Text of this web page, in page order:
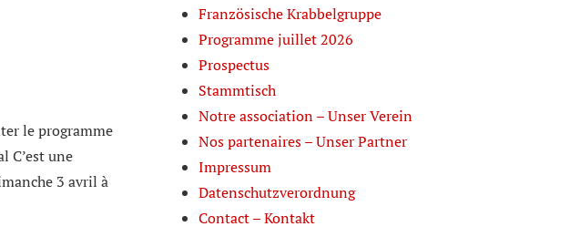
le programme
C’est une
3 avril à
Französische Krabbelgruppe
Programme juillet 2026
Prospectus
Stammtisch
Notre association – Unser Verein
Nos partenaires – Unser Partner
Impressum
Datenschutzverordnung
Contact – Kontakt